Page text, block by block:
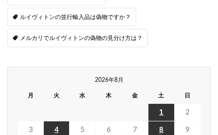
ルイヴィトンの並行輸入品は偽物ですか？
メルカリでルイヴィトンの偽物の見分け方は？
2026年8月
月 火 水 木 金 土 日
1 2
3 4 5 6 7 8 9